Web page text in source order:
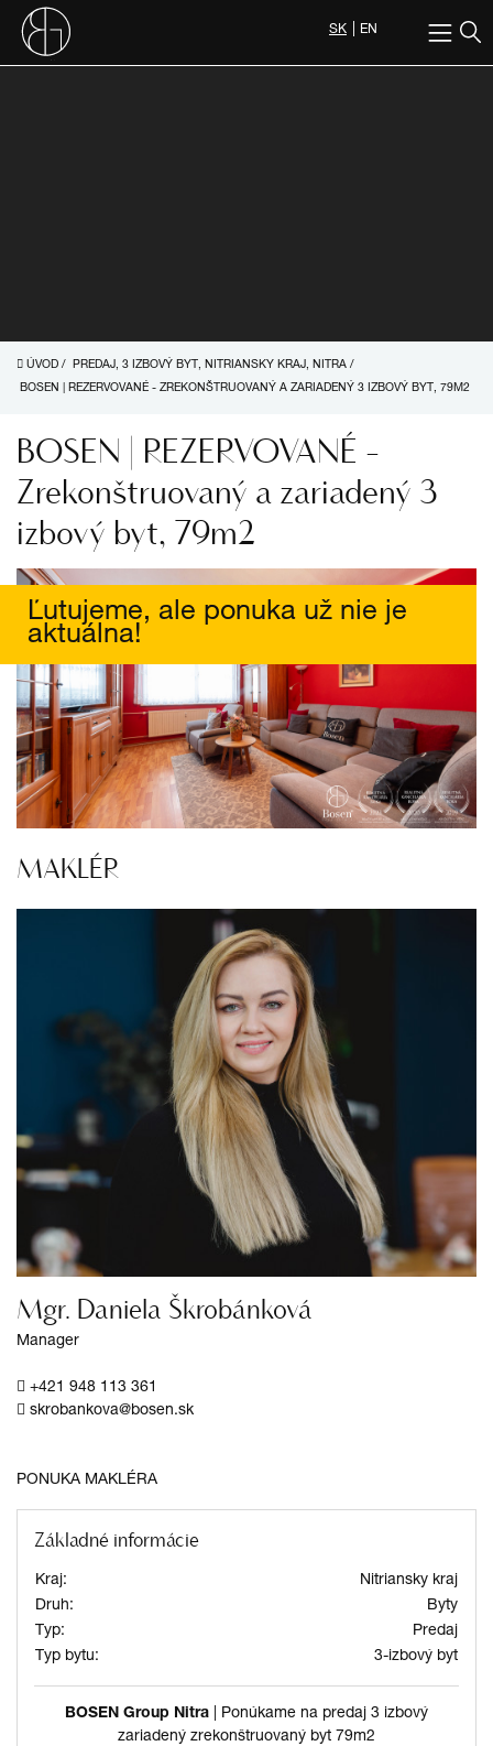
SK EN
ÚVOD / PREDAJ, 3 IZBOVÝ BYT, NITRIANSKY KRAJ, NITRA /
BOSEN | REZERVOVANÉ - ZREKONŠTRUOVANÝ A ZARIADENÝ 3 IZBOVÝ BYT, 79M2
BOSEN | REZERVOVANÉ -
Zrekonštruovaný a zariadený 3
izbový byt, 79m2
Ľutujeme, ale ponuka už nie je
aktuálna!
MAKLÉR
Mgr. Daniela Škrobánková
Manager
+421 948 113 361
skrobankova@bosen.sk
PONUKA MAKLÉRA
Základné informácie
Kraj:
Nitriansky kraj
Druh:
Byty
Typ:
Predaj
Typ bytu:
3-izbový byt
BOSEN Group Nitra | Ponúkame na predaj 3 izbový
zariadený zrekonštruovaný byt 79m2